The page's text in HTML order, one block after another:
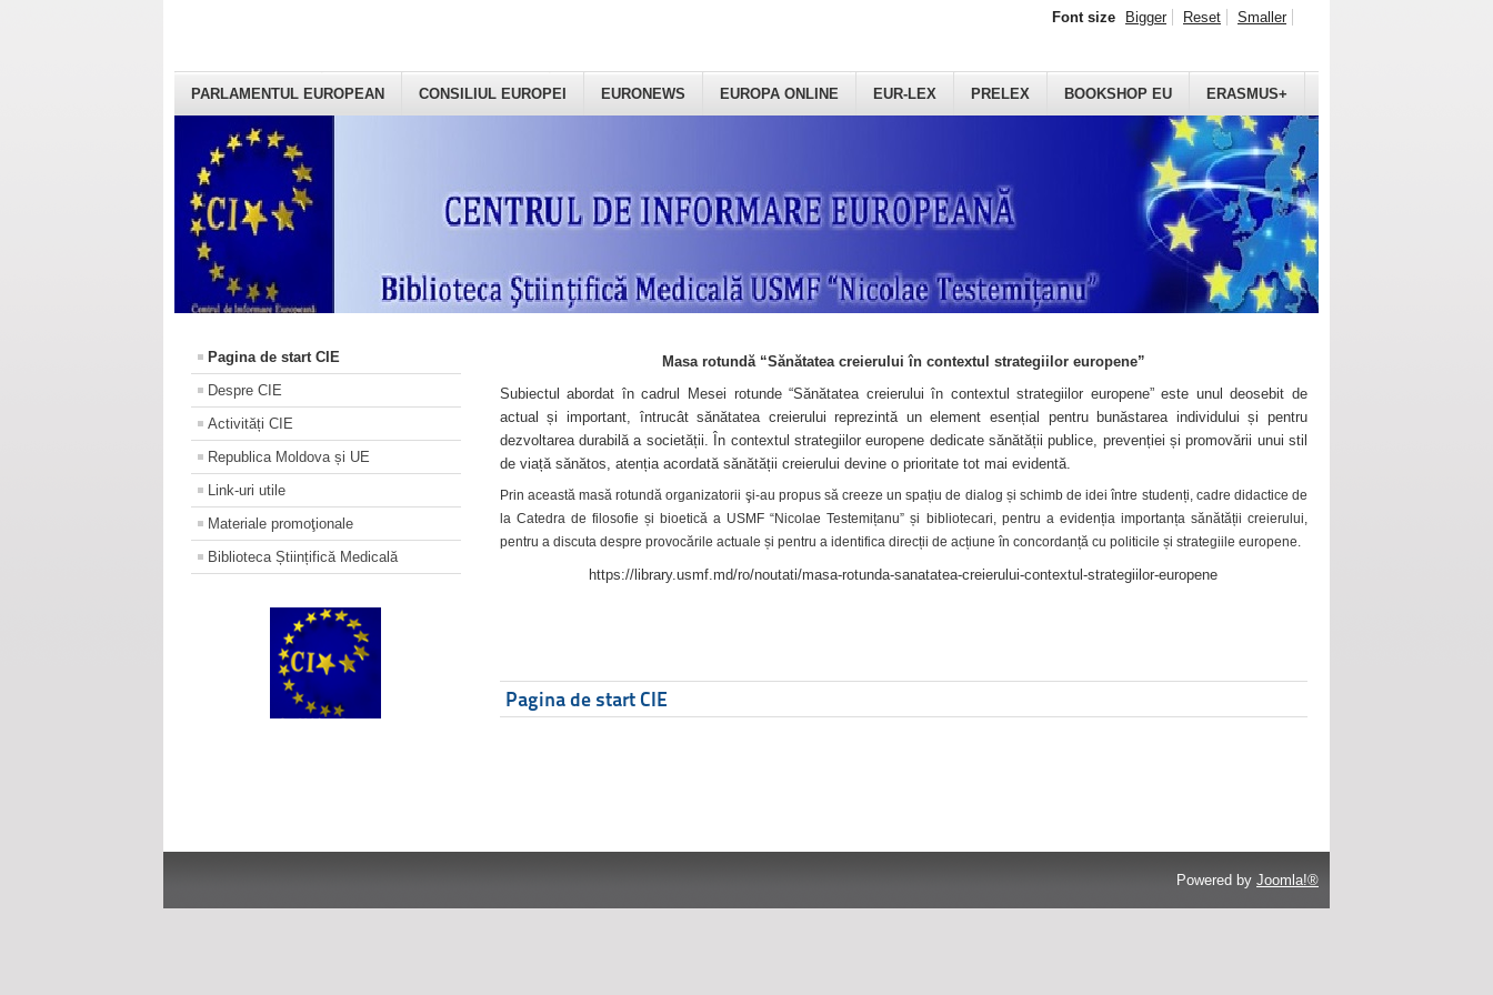
PARLAMENTUL EUROPEAN CONSILIUL EUROPEI EURONEWS EUROPA ONLINE EUR-LEX PRELEX BOOKSHOP EU ERASMUS+
Font size Bigger Reset Smaller
Pagina de start CIE
Despre CIE
Activități CIE
Republica Moldova și UE
Link-uri utile
Materiale promoţionale
Biblioteca Științifică Medicală
Masa rotundă “Sănătatea creierului în contextul strategiilor europene”
Subiectul abordat în cadrul Mesei rotunde “Sănătatea creierului în contextul strategiilor europene” este unul deosebit de
actual și important, întrucât sănătatea creierului reprezintă un element esențial pentru bunăstarea individului și pentru
dezvoltarea durabilă a societății. În contextul strategiilor europene dedicate sănătății publice, prevenției și promovării unui stil
de viață sănătos, atenția acordată sănătății creierului devine o prioritate tot mai evidentă.
Prin această masă rotundă organizatorii şi-au propus să creeze un spațiu de dialog și schimb de idei între studenți, cadre didactice de
la Catedra de filosofie și bioetică a USMF “Nicolae Testemițanu” și bibliotecari, pentru a evidenția importanța sănătății creierului,
pentru a discuta despre provocările actuale și pentru a identifica direcții de acțiune în concordanță cu politicile și strategiile europene.
https://library.usmf.md/ro/noutati/masa-rotunda-sanatatea-creierului-contextul-strategiilor-europene
Pagina de start CIE
Powered by Joomla!®